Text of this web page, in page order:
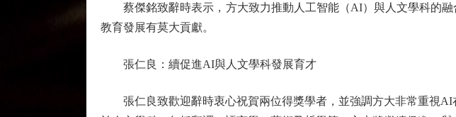
蔡傑銘致辭時表示，方大致力推動人工智能（AI）與人文學科的融
教育發展有莫大貢獻。
張仁良：續促進AI與人文學科發展育才
張仁良致歡迎辭時衷心祝賀兩位得獎學者，並強調方大非常重視AI